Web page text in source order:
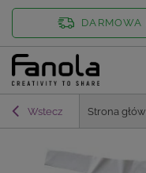
DARMOWA
Wstecz Strona